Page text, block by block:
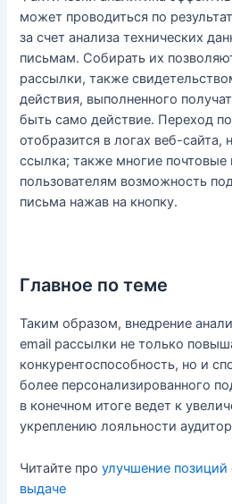
может проводиться по
за счет анализа технических
письмам. Собирать их
рассылки, также
действия, выполненного
быть само действие. Переход
отобразится в логах веб-сайта,
ссылка; также многие почтовые
пользователям возможность
письма нажав на кнопку.
Главное по теме
Таким образом, внедрение
email рассылки не только
конкурентоспособность, но и
более персонализированного
в конечном итоге ведет к
укреплению лояльности
Читайте проулучшение позиций
выдаче